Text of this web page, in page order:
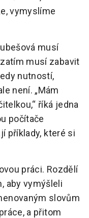
vymyslíme
musí
musí zabavit
nutností,
není. „Mám
říká jedna
počítače
příklady, které si
práci. Rozdělí
aby vymýšleli
slovům
a přitom